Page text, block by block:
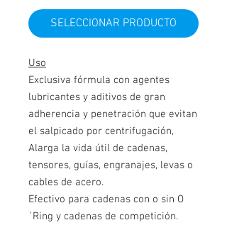
SELECCIONAR PRODUCTO
Uso
Exclusiva fórmula con agentes
lubricantes y aditivos de gran
adherencia y penetración que evitan
el salpicado por centrifugación,
Alarga la vida útil de cadenas,
tensores, guías, engranajes, levas o
cables de acero.
Efectivo para cadenas con o sin O
´Ring y cadenas de competición.